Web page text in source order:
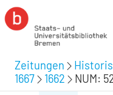
Zeitungen
1667
1662 NUM: